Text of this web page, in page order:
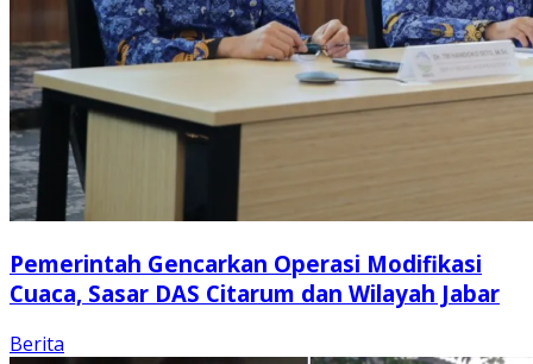
Pemerintah Gencarkan Operasi Modifikasi
Cuaca, Sasar DAS Citarum dan Wilayah Jabar
Berita